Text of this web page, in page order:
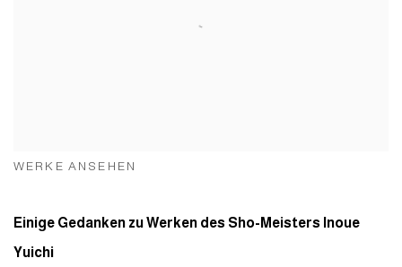
WERKE ANSEHEN
Einige Gedanken zu Werken des Sho-Meisters Inoue
Yuichi